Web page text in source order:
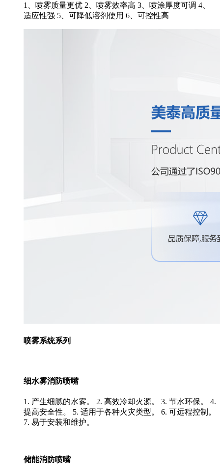
1、喷雾质量更优 2、喷雾效率高 3、喷涂厚度可调 4、
适应性强 5、可降低溶剂使用 6、可控性高
喷雾系统系列
细水雾消防喷嘴
1. 产生细腻的水雾。 2. 高效冷却火源。 3. 节水环保。 4.
提高安全性。 5. 适用于各种火灾类型。 6. 可远程控制。
7. 易于安装和维护。
储能消防喷嘴